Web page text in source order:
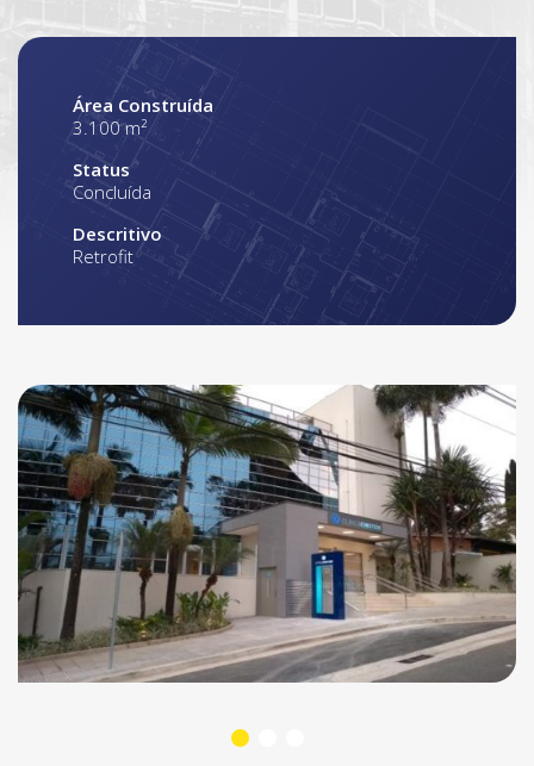
Área Construída
3.100 m²
Status
Concluída
Descritivo
Retrofit